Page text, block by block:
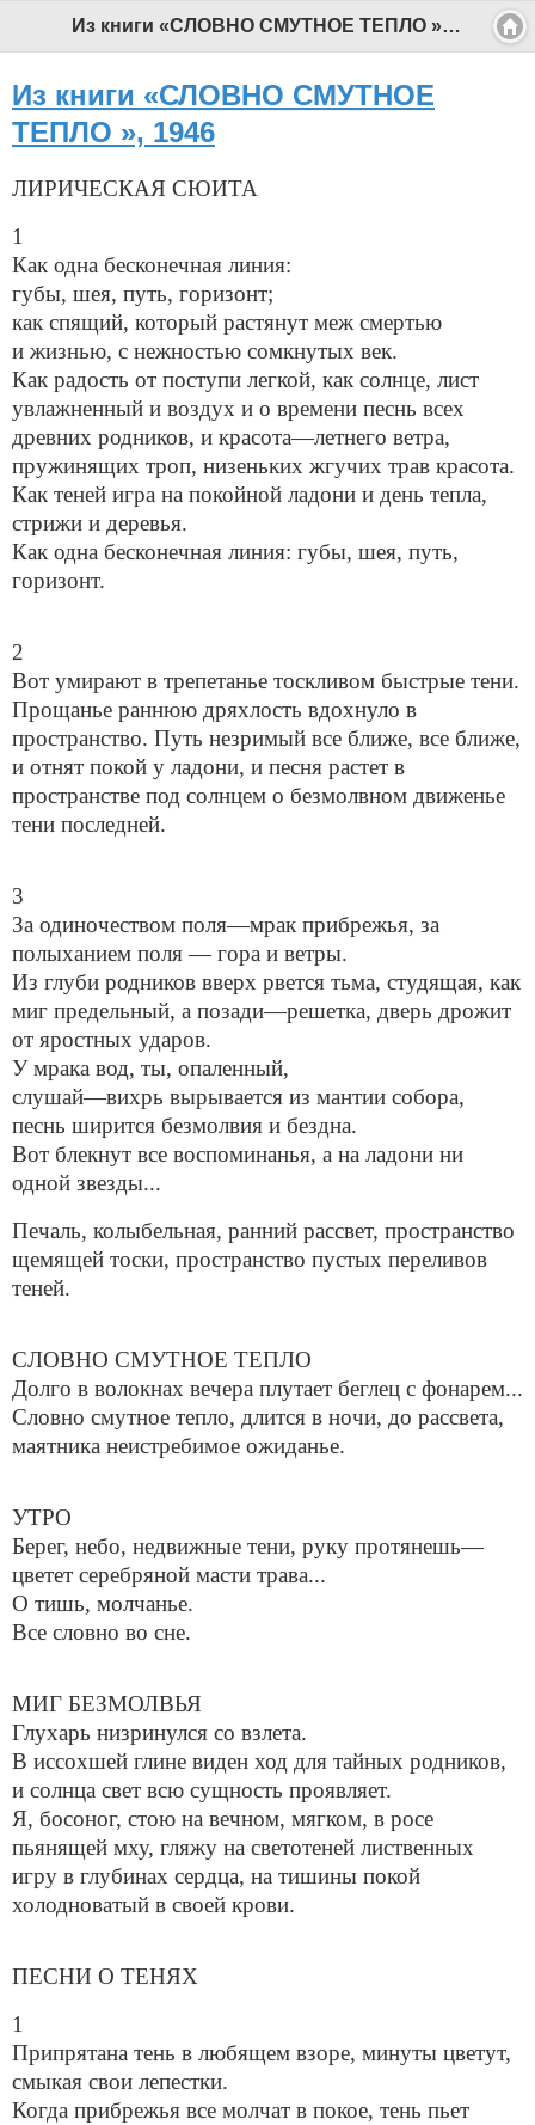
Из книги «СЛОВНО СМУТНОЕ ТЕПЛО », 1946 - Профессиональный педагог
Из книги «СЛОВНО СМУТНОЕ
ТЕПЛО », 1946
ЛИРИЧЕСКАЯ СЮИТА
1
Как одна бесконечная линия:
губы, шея, путь, горизонт;
как спящий, который растянут меж смертью
и жизнью, с нежностью сомкнутых век.
Как радость от поступи легкой, как солнце, лист
увлажненный и воздух и о времени песнь всех
древних родников, и красота—летнего ветра,
пружинящих троп, низеньких жгучих трав красота.
Как теней игра на покойной ладони и день тепла,
стрижи и деревья.
Как одна бесконечная линия: губы, шея, путь,
горизонт.
2
Вот умирают в трепетанье тоскливом быстрые тени.
Прощанье раннюю дряхлость вдохнуло в
пространство. Путь незримый все ближе, все ближе,
и отнят покой у ладони, и песня растет в
пространстве под солнцем о безмолвном движенье
тени последней.
3
За одиночеством поля—мрак прибрежья, за
полыханием поля — гора и ветры.
Из глуби родников вверх рвется тьма, студящая, как
миг предельный, а позади—решетка, дверь дрожит
от яростных ударов.
У мрака вод, ты, опаленный,
слушай—вихрь вырывается из мантии собора,
песнь ширится безмолвия и бездна.
Вот блекнут все воспоминанья, а на ладони ни
одной звезды...
Печаль, колыбельная, ранний рассвет, пространство
щемящей тоски, пространство пустых переливов
теней.
СЛОВНО СМУТНОЕ ТЕПЛО
Долго в волокнах вечера плутает беглец с фонарем...
Словно смутное тепло, длится в ночи, до рассвета,
маятника неистребимое ожиданье.
УТРО
Берег, небо, недвижные тени, руку протянешь—
цветет серебряной масти трава...
О тишь, молчанье.
Все словно во сне.
МИГ БЕЗМОЛВЬЯ
Глухарь низринулся со взлета.
В иссохшей глине виден ход для тайных родников,
и солнца свет всю сущность проявляет.
Я, босоног, стою на вечном, мягком, в росе
пьянящей мху, гляжу на светотеней лиственных
игру в глубинах сердца, на тишины покой
холодноватый в своей крови.
ПЕСНИ О ТЕНЯХ
1
Припрятана тень в любящем взоре, минуты цветут,
смыкая свои лепестки.
Когда прибрежья все молчат в покое, тень пьет